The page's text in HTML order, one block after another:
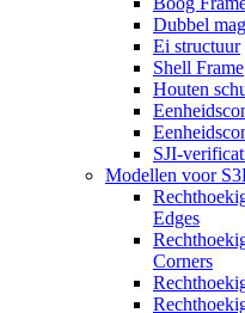
Dubbel
Ei structuur
Shell Frame
Houten
SJI-
Modellen voor
Edges
Corners